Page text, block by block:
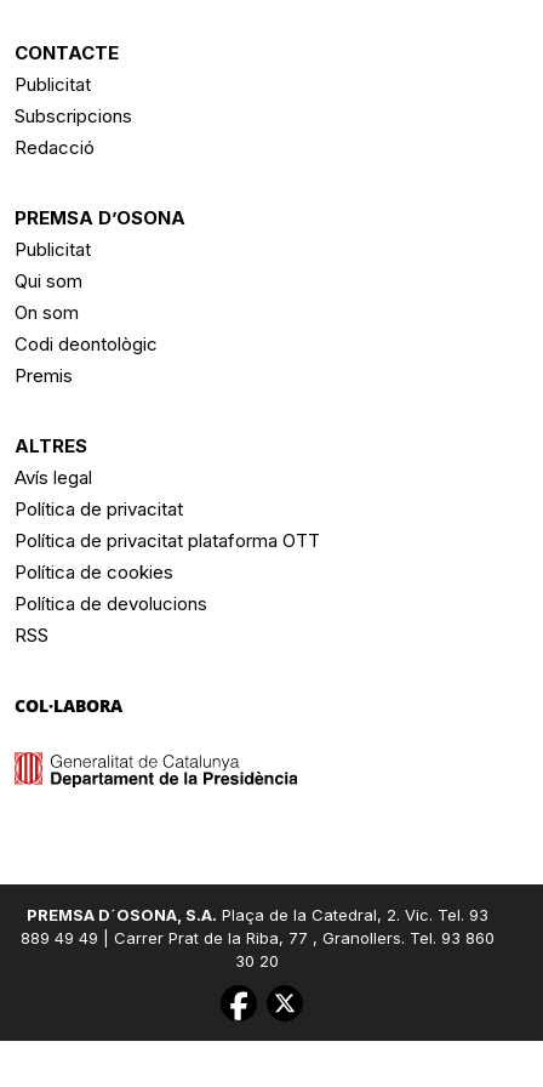
CONTACTE
Publicitat
Subscripcions
Redacció
PREMSA D’OSONA
Publicitat
Qui som
On som
Codi deontològic
Premis
ALTRES
Avís legal
Política de privacitat
Política de privacitat plataforma OTT
Política de cookies
Política de devolucions
RSS
COL·LABORA
PREMSA D´OSONA, S.A. Plaça de la Catedral, 2. Vic. Tel. 93
889 49 49 | Carrer Prat de la Riba, 77 , Granollers. Tel. 93 860
30 20